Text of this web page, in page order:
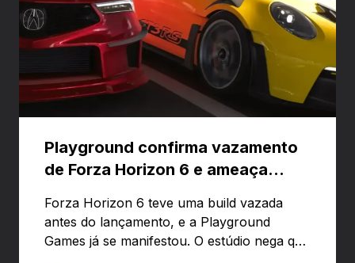
Playground confirma vazamento
de Forza Horizon 6 e ameaça
Forza Horizon 6 teve uma build vazada
antes do lançamento, e a Playground
Games já se manifestou. O estúdio nega que